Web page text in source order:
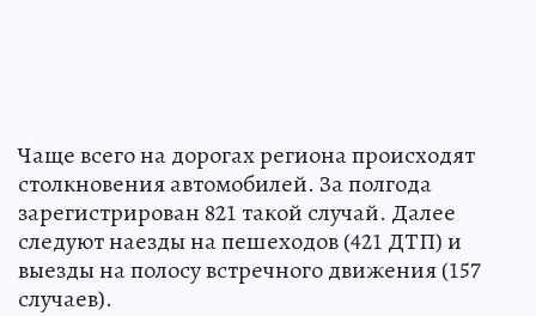
Чаще всего на дорогах региона происходят
столкновения автомобилей. За полгода
зарегистрирован 821 такой случай. Далее
следуют наезды на пешеходов (421 ДТП) и
выезды на полосу встречного движения (157
случаев).